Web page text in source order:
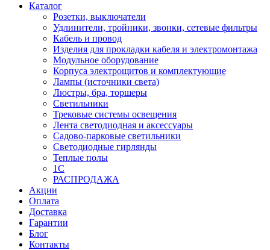
Каталог
Розетки, выключатели
Удлинители, тройники, звонки, сетевые фильтры
Кабель и провод
Изделия для прокладки кабеля и электромонтажа
Модульное оборудование
Корпуса электрощитов и комплектующие
Лампы (источники света)
Люстры, бра, торшеры
Светильники
Трековые системы освещения
Лента светодиодная и аксессуары
Садово-парковые светильники
Светодиодные гирлянды
Теплые полы
1С
РАСПРОДАЖА
Акции
Оплата
Доставка
Гарантии
Блог
Контакты